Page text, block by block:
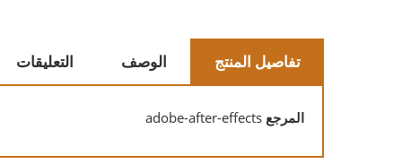
تفاصيل المنتج الوصف التعليقات
المرجع adobe-after-effects